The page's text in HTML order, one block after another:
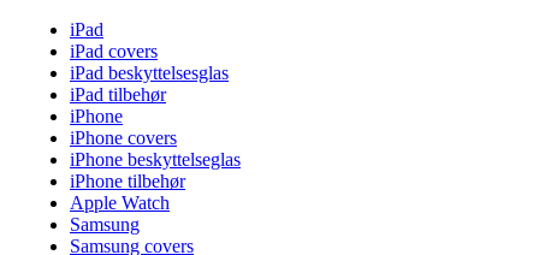
iPad
iPad covers
iPad beskyttelsesglas
iPad tilbehør
iPhone
iPhone covers
iPhone beskyttelseglas
iPhone tilbehør
Apple Watch
Samsung
Samsung covers